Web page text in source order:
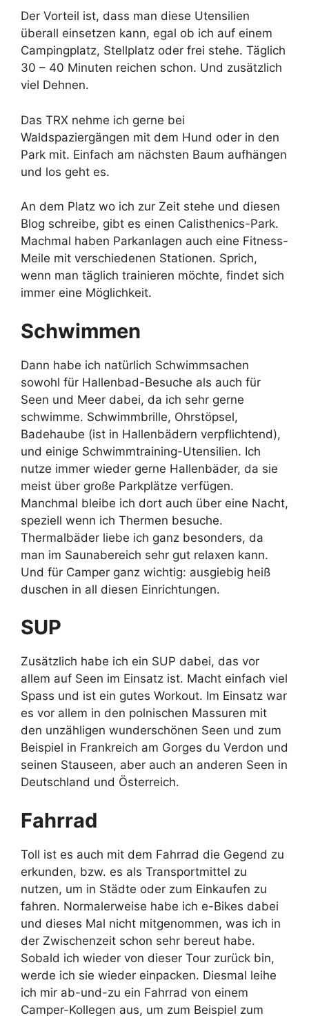
Der Vorteil ist, dass man diese Utensilien
überall einsetzen kann, egal ob ich auf einem
Campingplatz, Stellplatz oder frei stehe. Täglich
30 – 40 Minuten reichen schon. Und zusätzlich
viel Dehnen.
Das TRX nehme ich gerne bei
Waldspaziergängen mit dem Hund oder in den
Park mit. Einfach am nächsten Baum aufhängen
und los geht es.
An dem Platz wo ich zur Zeit stehe und diesen
Blog schreibe, gibt es einen Calisthenics-Park.
Machmal haben Parkanlagen auch eine Fitness-
Meile mit verschiedenen Stationen. Sprich,
wenn man täglich trainieren möchte, findet sich
immer eine Möglichkeit.
Schwimmen
Dann habe ich natürlich Schwimmsachen
sowohl für Hallenbad-Besuche als auch für
Seen und Meer dabei, da ich sehr gerne
schwimme. Schwimmbrille, Ohrstöpsel,
Badehaube (ist in Hallenbädern verpflichtend),
und einige Schwimmtraining-Utensilien. Ich
nutze immer wieder gerne Hallenbäder, da sie
meist über große Parkplätze verfügen.
Manchmal bleibe ich dort auch über eine Nacht,
speziell wenn ich Thermen besuche.
Thermalbäder liebe ich ganz besonders, da
man im Saunabereich sehr gut relaxen kann.
Und für Camper ganz wichtig: ausgiebig heiß
duschen in all diesen Einrichtungen.
SUP
Zusätzlich habe ich ein SUP dabei, das vor
allem auf Seen im Einsatz ist. Macht einfach viel
Spass und ist ein gutes Workout. Im Einsatz war
es vor allem in den polnischen Massuren mit
den unzähligen wunderschönen Seen und zum
Beispiel in Frankreich am Gorges du Verdon und
seinen Stauseen, aber auch an anderen Seen in
Deutschland und Österreich.
Fahrrad
Toll ist es auch mit dem Fahrrad die Gegend zu
erkunden, bzw. es als Transportmittel zu
nutzen, um in Städte oder zum Einkaufen zu
fahren. Normalerweise habe ich e-Bikes dabei
und dieses Mal nicht mitgenommen, was ich in
der Zwischenzeit schon sehr bereut habe.
Sobald ich wieder von dieser Tour zurück bin,
werde ich sie wieder einpacken. Diesmal leihe
ich mir ab-und-zu ein Fahrrad von einem
Camper-Kollegen aus, um zum Beispiel zum